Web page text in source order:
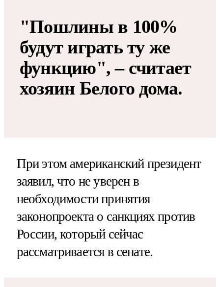
"Пошлины в 100%
будут играть ту же
функцию", – считает
хозяин Белого дома.
При этом американский президент
заявил, что не уверен в
необходимости принятия
законопроекта о санкциях против
России, который сейчас
рассматривается в сенате.